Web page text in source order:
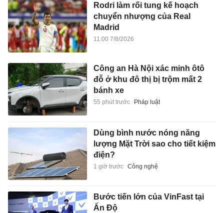
Rodri làm rối tung kế hoạch
chuyển nhượng của Real
Madrid
11:00 7/8/2026
Công an Hà Nội xác minh ôtô
đỗ ở khu đô thị bị trộm mất 2
bánh xe
55 phút trước Pháp luật
Dùng bình nước nóng năng
lượng Mặt Trời sao cho tiết kiệm
điện?
1 giờ trước Công nghệ
Bước tiến lớn của VinFast tại
Ấn Độ